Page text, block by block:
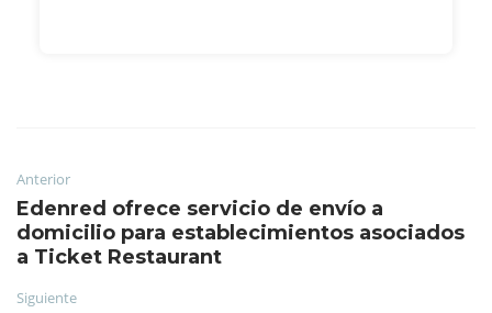
Anterior
Edenred ofrece servicio de envío a
domicilio para establecimientos asociados
a Ticket Restaurant
Siguiente